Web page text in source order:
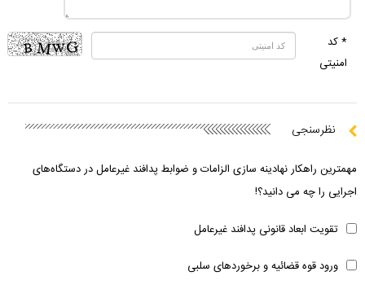
* کد
امنیتی
نظرسنجی
مهمترین راهکار نهادینه سازی الزامات و ضوابط پدافند غیرعامل در دستگاه‌های
اجرایی را چه می دانید؟!
تقویت ابعاد قانونی پدافند غیرعامل
ورود قوه قضائیه و برخوردهای سلبی